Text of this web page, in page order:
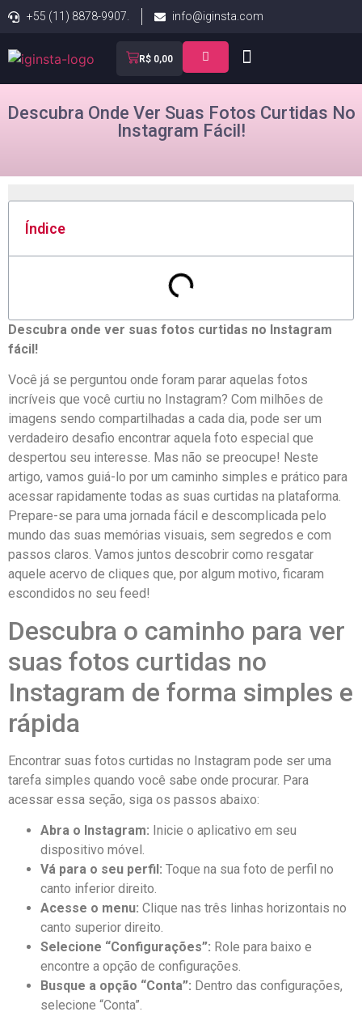
+55 (11) 8878-9907. info@iginsta.com
R$ 0,00
Descubra Onde Ver Suas Fotos Curtidas No
Instagram Fácil!
Índice
Descubra onde ver ‌suas ‌fotos curtidas ⁣no Instagram
fácil!
Você já se perguntou ⁢onde foram ​parar aquelas fotos
incríveis que você curtiu no Instagram? Com milhões de
imagens sendo compartilhadas a cada dia,⁣ pode ser um
verdadeiro desafio ⁢encontrar aquela foto especial que
⁣despertou seu interesse. ⁢Mas não se​ preocupe! Neste
artigo, vamos guiá-lo por ⁤um caminho ​simples e prático para
acessar rapidamente todas as suas curtidas‍ na plataforma.
Prepare-se para uma‌ jornada⁣ fácil e descomplicada pelo
mundo‌ das suas ⁤memórias visuais, sem segredos e com
passos claros. Vamos juntos descobrir como resgatar
aquele ⁢acervo ⁢de cliques que, por algum motivo, ficaram
escondidos no ⁤seu feed!
Descubra o caminho para ver
suas⁤ fotos curtidas no
Instagram de forma simples e
rápida
Encontrar‍ suas ‍fotos‍ curtidas no​ Instagram pode ser uma
tarefa simples quando⁣ você sabe⁣ onde procurar. ⁢Para
acessar essa⁢ seção, siga‌ os passos abaixo:
Abra o Instagram: Inicie o aplicativo em seu
dispositivo​ móvel.
Vá para o ⁢seu perfil: Toque na⁣ sua foto de ⁣perfil no
canto inferior direito.
Acesse o menu: Clique nas três linhas horizontais no
canto superior direito.
Selecione “Configurações”: Role para baixo e
encontre a opção de configurações.
Busque a opção “Conta”: Dentro das configurações,
selecione “Conta”.